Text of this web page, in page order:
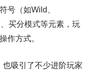
号（如Wild、
买分模式等元素，玩
作方式。
吸引了不少进阶玩家